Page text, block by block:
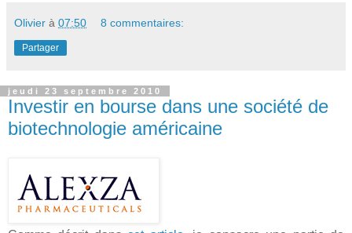
Olivier à 07:50 8 commentaires:
Partager
jeudi 23 septembre 2010
Investir en bourse dans une société de
biotechnologie américaine